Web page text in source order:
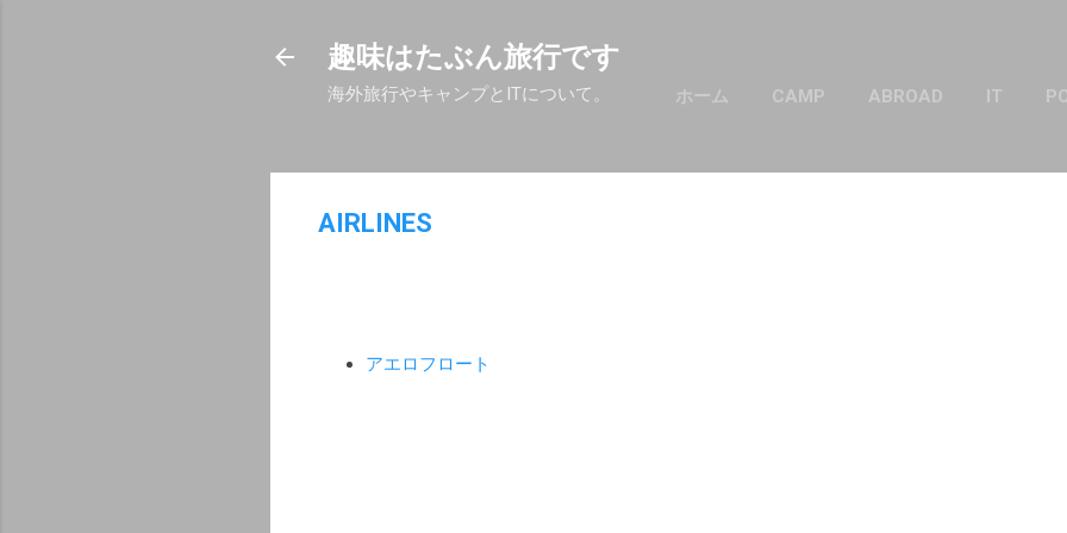
趣味はたぶん旅行です
海外旅行やキャンプとITについて。 ホーム CAMP ABROAD IT
AIRLINES
アエロフロート